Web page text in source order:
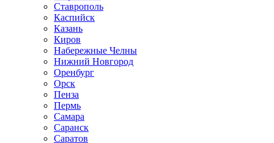
Ставрополь
Каспийск
Казань
Киров
Набережные Челны
Нижний Новгород
Оренбург
Орск
Пенза
Пермь
Самара
Саранск
Саратов